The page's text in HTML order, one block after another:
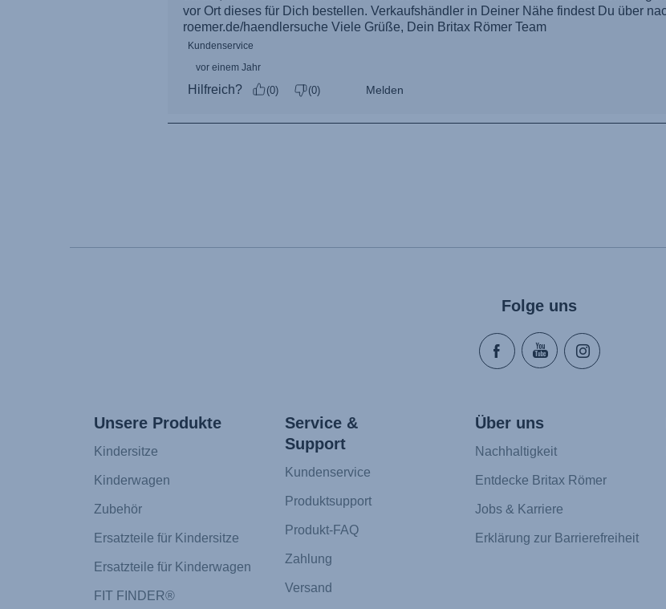
Folge uns
Unsere Produkte
Kindersitze
Kinderwagen
Zubehör
Ersatzteile für Kindersitze
Ersatzteile für Kinderwagen
FIT FINDER®
Service &
Support
Kundenservice
Produktsupport
Produkt-FAQ
Zahlung
Versand
Über uns
Nachhaltigkeit
Entdecke Britax Römer
Jobs & Karriere
Erklärung zur Barrierefreiheit